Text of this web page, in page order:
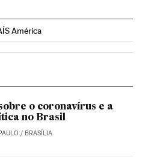
América
o coronavírus e a
no Brasil
/ BRASÍLIA